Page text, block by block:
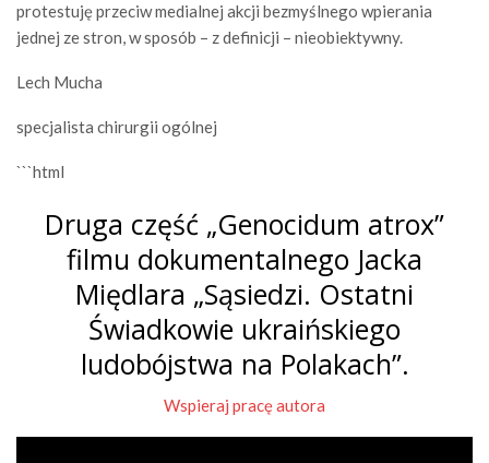
protestuję przeciw medialnej akcji bezmyślnego wpierania
jednej ze stron, w sposób – z definicji – nieobiektywny.
Lech Mucha
specjalista chirurgii ogólnej
```html
Druga część „Genocidum atrox”
filmu dokumentalnego Jacka
Międlara „Sąsiedzi. Ostatni
Świadkowie ukraińskiego
ludobójstwa na Polakach”.
Wspieraj pracę autora